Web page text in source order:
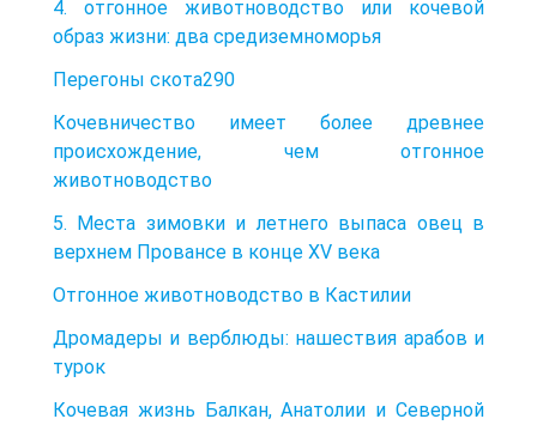
4. отгонное животноводство или кочевой
образ жизни: два средиземноморья
Перегоны скота290
Кочевничество имеет более древнее
происхождение, чем отгонное
животноводство
5. Места зимовки и летнего выпаса овец в
верхнем Провансе в конце XV века
Отгонное животноводство в Кастилии
Дромадеры и верблюды: нашествия арабов и
турок
Кочевая жизнь Балкан, Анатолии и Северной